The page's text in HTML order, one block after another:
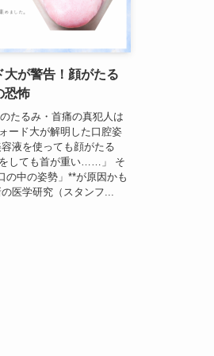
大が警告！顔がたる
恐怖
のたるみ・首痛の真犯人は
ード大が解明した口腔姿
液を使っても顔がたる
しても首が重い……」 そ
の中の姿勢」**が原因かも
医学研究（スタンフ...